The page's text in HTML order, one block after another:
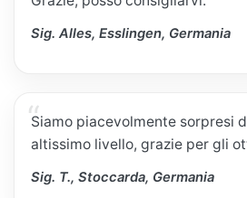
Sig. Alles, Esslingen, Germania
Siamo piacevolmente sorpresi
altissimo livello, grazie per gli
Sig. T., Stoccarda, Germania